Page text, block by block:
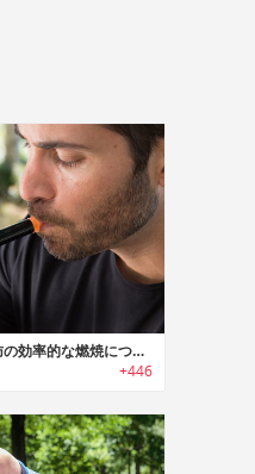
KEYTO｜脂肪の効率的な燃焼につながるフィードバックを提供するケトンブレスセンサー「キートー」
+446